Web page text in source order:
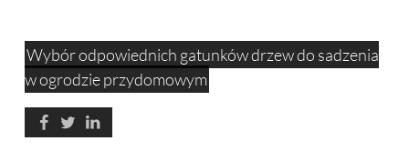
Wybór odpowiednich gatunków drzew do sadzenia
w ogrodzie przydomowym